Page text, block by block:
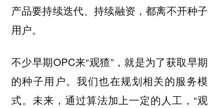
产品要持续迭代、持续融资，都离不开种子
用户。
不少早期OPC来“观猹”，就是为了获取早期
的种子用户。我们也在规划相关的服务模
式。未来，通过算法加上一定的人工，“观